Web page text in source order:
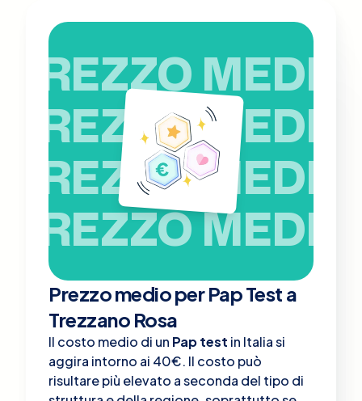
PREZZO MEDIO
PREZZO MEDIO
PREZZO MEDIO
PREZZO MEDIO
Prezzo medio per Pap Test a
Trezzano Rosa
Il costo medio di un Pap test in Italia si
aggira intorno ai 40€. Il costo può
risultare più elevato a seconda del tipo di